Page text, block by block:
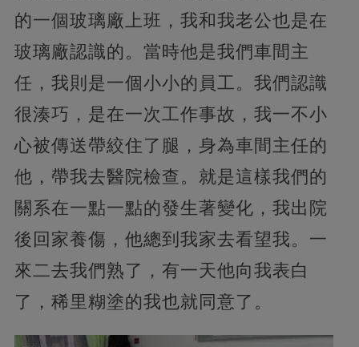
的一個玻璃廠上班，我和我老公也是在
玻璃廠認識的。當時他是我們車間主
任，我則是一個小小的員工。我們認識
很湊巧，是在一次工作事故，我一不小
心被傳送帶絞住了腿，身為車間主任的
他，帶我去醫院檢查。就是這樣我們的
關系在一點一點的發生著變化，我出院
後回家養傷，他總到我家去看望我。一
來二去我們熟了，有一天他向我表白
了，稀里糊塗的我也就同意了。